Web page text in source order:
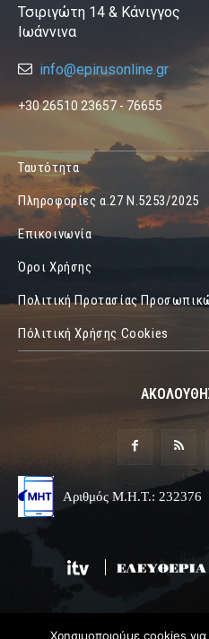
Τσιριγώτη 14 & Κάνιγγος
Ιωάννινα
info@epirusonline.gr
+30 26510 23657 - 76655
Ταυτότητα
Πληροφορίες α.27 Ν.5253/2025
Επικοινωνία
Όροι Χρήσης
Πολιτική Προτασίας
Πόλιτική Χρήσης Cookies
Αριθμός Μ.Η.Τ.: 232376
Χρησιμοποιούμε cookies